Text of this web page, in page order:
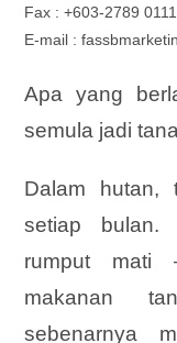
Fax : +603-2789 0111
E-mail :
Apa yang
semula jadi
Dalam hutan,
setiap bulan.
rumput mati
makanan
sebenarnya